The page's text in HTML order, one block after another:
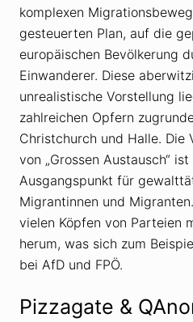
komplexen
gesteuerten Plan, auf die
europäischen Bevölkerung
Einwanderer. Diese
unrealistische Vorstellung
zahlreichen Opfern
Christchurch und Halle. Die
von „Grossen Austausch“
Ausgangspunkt für
Migrantinnen und
vielen Köpfen von Parteien
herum, was sich zum
bei AfD und FPÖ.
Pizzagate &